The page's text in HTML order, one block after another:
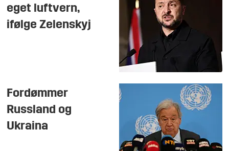
eget luftvern,
ifølge Zelenskyj
Fordømmer
Russland og
Ukraina